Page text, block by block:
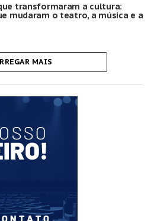
transformaram a cultura:
mudaram o teatro, a música e a
MAIS